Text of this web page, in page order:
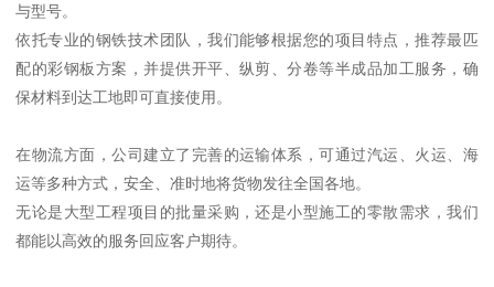
与型号。
依托专业的钢铁技术团队，我们能够根据您的项目特点，推荐最匹
配的彩钢板方案，并提供开平、纵剪、分卷等半成品加工服务，确
保材料到达工地即可直接使用。
在物流方面，公司建立了完善的运输体系，可通过汽运、火运、海
运等多种方式，安全、准时地将货物发往全国各地。
无论是大型工程项目的批量采购，还是小型施工的零散需求，我们
都能以高效的服务回应客户期待。